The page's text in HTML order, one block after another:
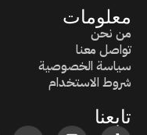
معلومات
من نحن
تواصل معنا
سياسة الخصوصية
شروط الاستخدام
تابعنا